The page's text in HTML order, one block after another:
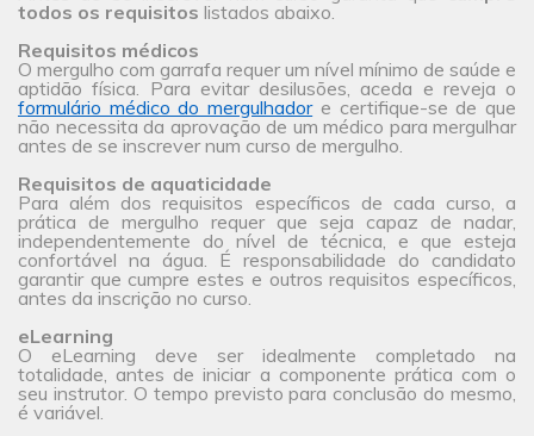
todos os requisitos listados abaixo.
Requisitos médicos
O mergulho com garrafa requer um nível mínimo de saúde e
aptidão física. Para evitar desilusões, aceda e reveja o
formulário médico do mergulhadore certifique-se de que
não necessita da aprovação de um médico para mergulhar
antes de se inscrever num curso de mergulho.
Requisitos de aquaticidade
Para além dos requisitos específicos de cada curso, a
prática de mergulho requer que seja capaz de nadar,
independentemente do nível de técnica, e que esteja
confortável na água. É responsabilidade do candidato
garantir que cumpre estes e outros requisitos específicos,
antes da inscrição no curso.
eLearning
O eLearning deve ser idealmente completado na
totalidade, antes de iniciar a componente prática com o
seu instrutor. O tempo previsto para conclusão do mesmo,
é variável.